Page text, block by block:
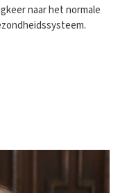
naar het normale